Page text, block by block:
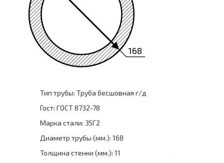
168
Тип трубы: Труба бесшовная г/д
Гост: ГОСТ 8732-78
Марка стали: 35Г2
Диаметр трубы (мм.): 168
Толщина стенки (мм.): 11